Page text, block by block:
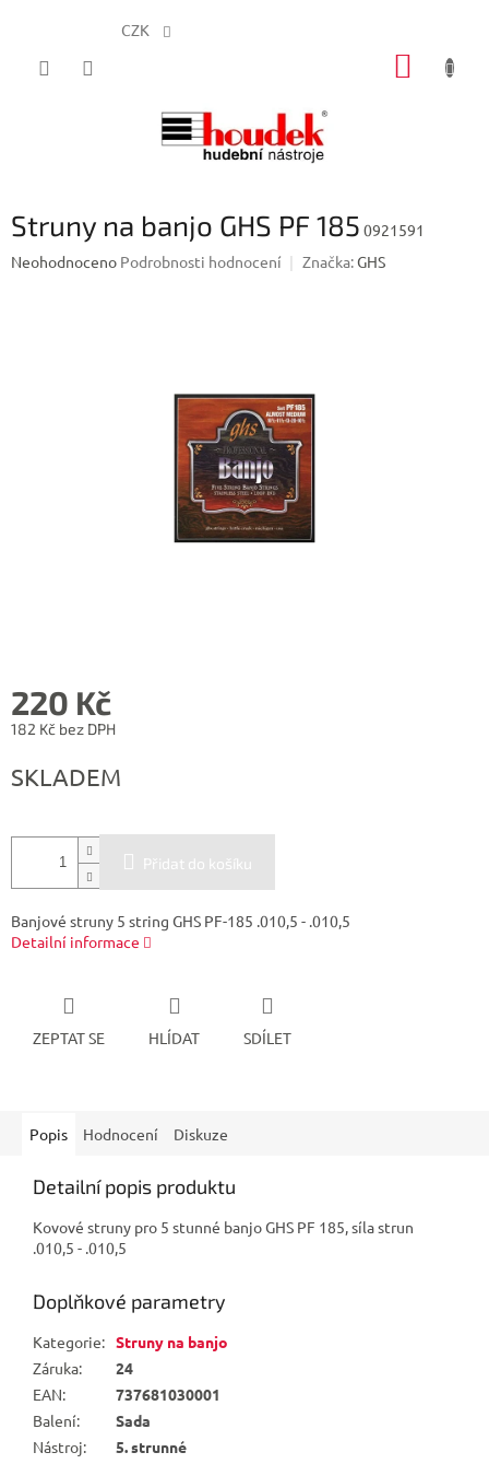
CZK
Struny na banjo GHS PF 185 0921591
Průměrné
Neohodnoceno Podrobnosti hodnocení Značka:GHS
220 Kč
182 Kč bez DPH
cena:
SKLADEM
Přidat do košíku
Banjové struny 5 string GHS PF-185 .010,5 - .010,5
Detailní informace
ZEPTAT SE HLÍDAT SDÍLET
Popis Hodnocení Diskuze
Detailní popis produktu
Kovové struny pro 5 stunné banjo GHS PF 185, síla strun
.010,5 - .010,5
Doplňkové parametry
Kategorie: Struny na banjo
Záruka:
24
EAN:
737681030001
Balení:
Sada
Nástroj:
5. strunné